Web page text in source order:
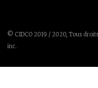
© CIDCO 2019 / 2020, Tous
inc.